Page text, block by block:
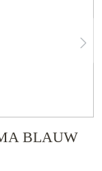
BLAUW